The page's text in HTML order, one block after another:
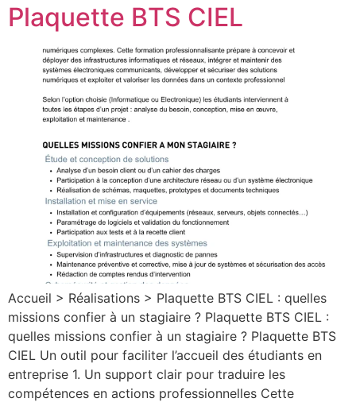
Plaquette BTS CIEL
Accueil > Réalisations > Plaquette BTS CIEL : quelles
missions confier à un stagiaire ? Plaquette BTS CIEL :
quelles missions confier à un stagiaire ? Plaquette BTS
CIEL Un outil pour faciliter l’accueil des étudiants en
entreprise 1. Un support clair pour traduire les
compétences en actions professionnelles Cette